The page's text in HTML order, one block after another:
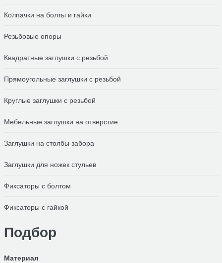
Колпачки на болты и гайки
Резьбовые опоры
Квадратные заглушки с резьбой
Прямоугольные заглушки с резьбой
Круглые заглушки с резьбой
Мебельные заглушки на отверстие
Заглушки на столбы забора
Заглушки для ножек стульев
Фиксаторы с болтом
Фиксаторы с гайкой
Подбор
Материал